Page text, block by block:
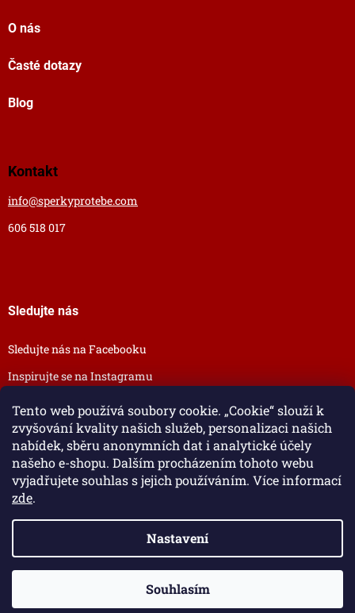
Tento web používá soubory cookie. „Cookie“ slouží k
zvyšování kvality našich služeb, personalizaci našich
nabídek, sběru anonymních dat i analytické účely
našeho e-shopu. Dalším procházením tohoto webu
vyjadřujete souhlas s jejich používáním. Více informací
zde.
Nastavení
Souhlasím
O nás
Časté dotazy
Blog
Kontakt
info@sperkyprotebe.com
606 518 017
Sledujte nás
Sledujte nás na Facebooku
Inspirujte se na Instagramu
Vytvořil Shoptet
Šperky pro tebe. Všechna práva vyhrazena.